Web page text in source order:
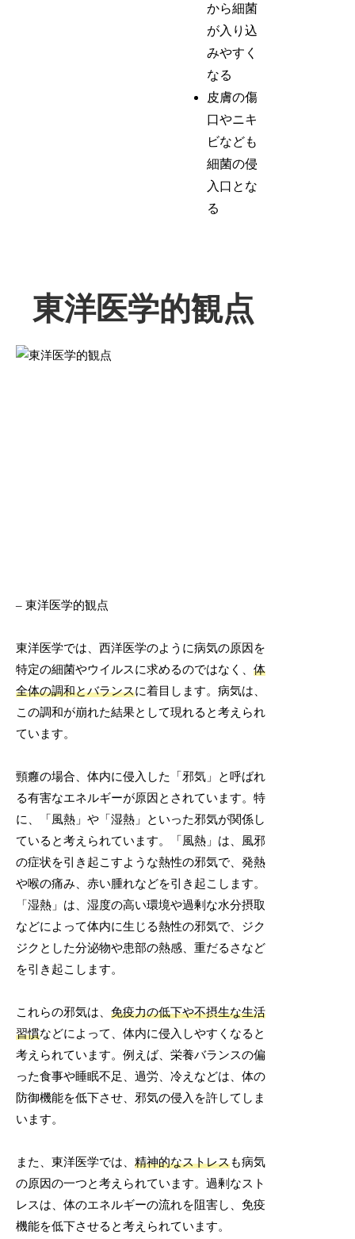
から細菌
が入り込
みやすく
なる
皮膚の傷
口やニキ
ビなども
細菌の侵
入口とな
る
東洋医学的観点
– 東洋医学的観点
東洋医学では、西洋医学のように病気の原因を
特定の細菌やウイルスに求めるのではなく、体
全体の調和とバランスに着目します。病気は、
この調和が崩れた結果として現れると考えられ
ています。
頸癰の場合、体内に侵入した「邪気」と呼ばれ
る有害なエネルギーが原因とされています。特
に、「風熱」や「湿熱」といった邪気が関係し
ていると考えられています。「風熱」は、風邪
の症状を引き起こすような熱性の邪気で、発熱
や喉の痛み、赤い腫れなどを引き起こします。
「湿熱」は、湿度の高い環境や過剰な水分摂取
などによって体内に生じる熱性の邪気で、ジク
ジクとした分泌物や患部の熱感、重だるさなど
を引き起こします。
これらの邪気は、免疫力の低下や不摂生な生活
習慣などによって、体内に侵入しやすくなると
考えられています。例えば、栄養バランスの偏
った食事や睡眠不足、過労、冷えなどは、体の
防御機能を低下させ、邪気の侵入を許してしま
います。
また、東洋医学では、精神的なストレスも病気
の原因の一つと考えられています。過剰なスト
レスは、体のエネルギーの流れを阻害し、免疫
機能を低下させると考えられています。